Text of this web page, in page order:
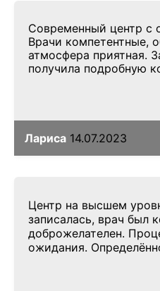
Современный центр с
Врачи компетентные,
атмосфера приятная.
получила подробную
Лариса 14.07.2023
Центр на высшем
записалась, врач был
доброжелателен.
ожидания.